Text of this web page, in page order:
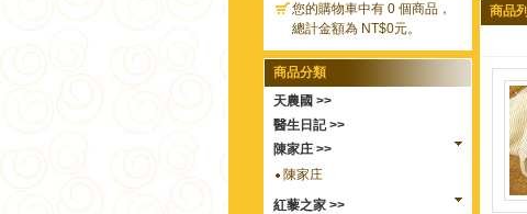
您的購物車中有 0 個商品，
總計金額為 NT$0元。
商品分類
天農國 >>
醫生日記 >>
陳家庄 >>
陳家庄
紅藜之家 >>
商品